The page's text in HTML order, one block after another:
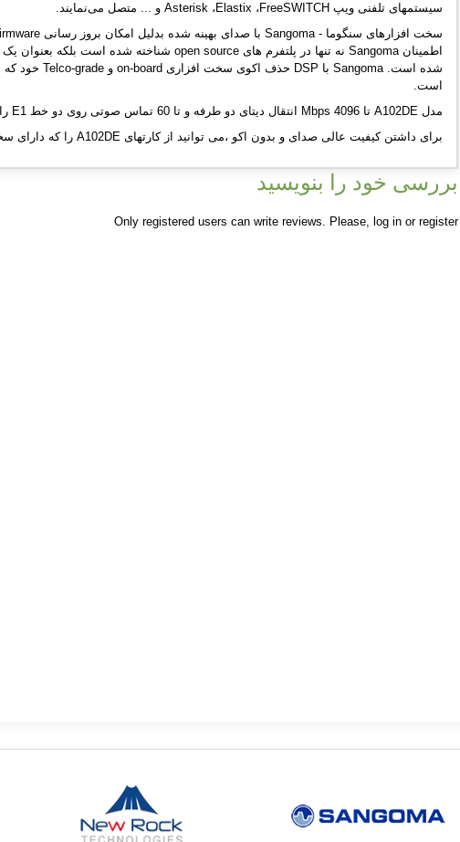
سیستمهای تلفنی ویپ Asterisk ،Elastix ،FreeSWITCH و ... متصل می‌نمایند.
است.
مدل A102DE تا 4096 Mbps انتقال دیتای دو طرفه و تا 60 تماس صوتی روی دو خط E1 را پشتیبانی می کند .
برای داشتن کيفيت عالی صدای و بدون اکو ،می توانید از کارتهای A102DE را که دارای سخت افزار DSP و الگوريتم‌های تاييد شده Octasic هستند، استفاده نمایید .
بررسی خود را بنویسید
Only registered users can write reviews. Please, log in orregister